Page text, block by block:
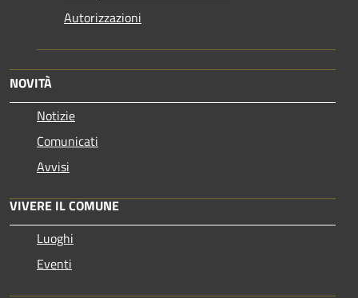
Autorizzazioni
NOVITÀ
Notizie
Comunicati
Avvisi
VIVERE IL COMUNE
Luoghi
Eventi